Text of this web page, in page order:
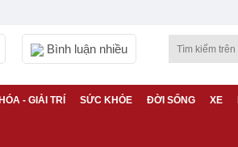
Bình luận nhiều
- GIẢI TRÍ SỨC KHỎE ĐỜI SỐNG XE